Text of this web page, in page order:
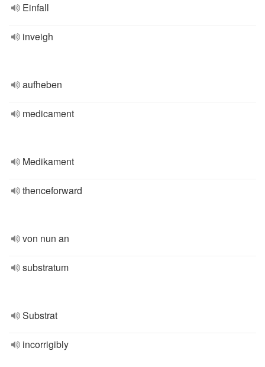
Einfall
inveigh
aufheben
medicament
Medikament
thenceforward
von nun an
substratum
Substrat
incorrigibly